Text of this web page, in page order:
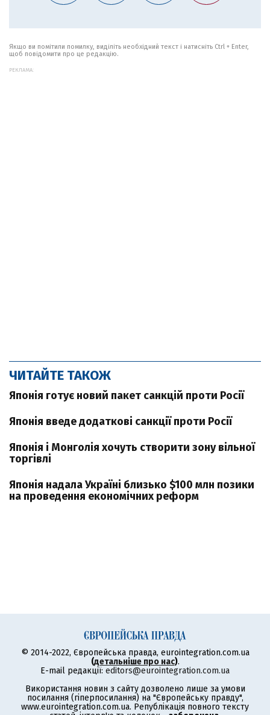
Якщо ви помітили помилку, виділіть необхідний текст і натисніть Ctrl + Enter,
щоб повідомити про це редакцію.
РЕКЛАМА:
ЧИТАЙТЕ ТАКОЖ
Японія готує новий пакет санкцій проти Росії
Японія введе додаткові санкції проти Росії
Японія і Монголія хочуть створити зону вільної
торгівлі
Японія надала Україні близько $100 млн позики
на проведення економічних реформ
© 2014-2022, Європейська правда, eurointegration.com.ua
(детальніше про нас).
E-mail редакції: editors@eurointegration.com.ua
Використання новин з сайту дозволено лише за умови
посилання (гіперпосилання) на "Європейську правду",
www.eurointegration.com.ua. Републікація повного тексту